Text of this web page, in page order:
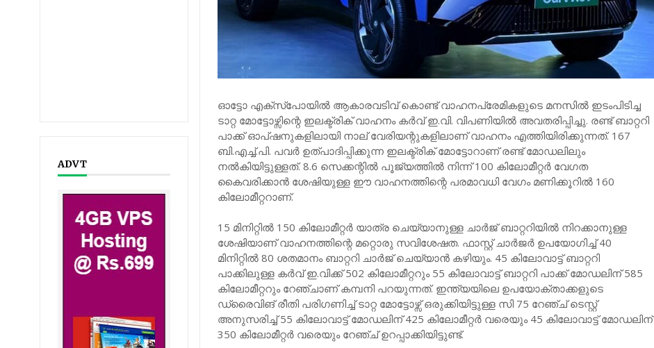
ADVT
ഓട്ടോ എക്‌സ്‌പോയില്‍ ആകാരവടിവ് കൊണ്ട് വാഹനപ്രേമികളുടെ മനസില്‍ ഇടംപിടിച്ച
ടാറ്റ മോട്ടോഴ്സിന്റെ ഇലക്ട്രിക് വാഹനം കര്‍വ് ഇ.വി. വിപണിയില്‍ അവതരിപ്പിച്ചു. രണ്ട് ബാറ്ററി
പാക്ക് ഓപ്ഷനുകളിലായി നാല് വേരിയന്റുകളിലാണ് വാഹനം എത്തിയിരിക്കുന്നത്. 167
ബി.എച്ച്.പി. പവര്‍ ഉത്പാദിപ്പിക്കുന്ന ഇലക്ട്രിക് മോട്ടോറാണ് രണ്ട് മോഡലിലും
നല്‍കിയിട്ടുള്ളത്. 8.6 സെക്കന്റില്‍ പൂജ്യത്തില്‍ നിന്ന് 100 കിലോമീറ്റര്‍ വേഗത
കൈവരിക്കാന്‍ ശേഷിയുള്ള ഈ വാഹനത്തിന്റെ പരമാവധി വേഗം മണിക്കൂറില്‍ 160
കിലോമീറ്ററാണ്.
15 മിനിറ്റില്‍ 150 കിലോമീറ്റര്‍ യാത്ര ചെയ്യാനുള്ള ചാര്‍ജ് ബാറ്ററിയില്‍ നിറക്കാനുള്ള
ശേഷിയാണ് വാഹനത്തിന്റെ മറ്റൊരു സവിശേഷത. ഫാസ്റ്റ് ചാര്‍ജര്‍ ഉപയോഗിച്ച് 40
മിനിറ്റില്‍ 80 ശതമാനം ബാറ്ററി ചാര്‍ജ് ചെയ്യാന്‍ കഴിയും. 45 കിലോവാട്ട് ബാറ്ററി
പാക്കിലുള്ള കര്‍വ് ഇ.വിക്ക് 502 കിലോമീറ്ററും 55 കിലോവാട്ട് ബാറ്ററി പാക്ക് മോഡലിന് 585
കിലോമീറ്ററും റേഞ്ചാണ് കമ്പനി പറയുന്നത്. ഇന്ത്യയിലെ ഉപയോക്താക്കളുടെ
ഡ്രൈവിങ് രീതി പരിഗണിച്ച് ടാറ്റ മോട്ടോഴ്സ് ഒരുക്കിയിട്ടുള്ള സി 75 റേഞ്ച് ടെസ്റ്റ്
അനുസരിച്ച് 55 കിലോവാട്ട് മോഡലിന് 425 കിലോമീറ്റര്‍ വരെയും 45 കിലോവാട്ട് മോഡലിന്
350 കിലോമീറ്റര്‍ വരെയും റേഞ്ച് ഉറപ്പാക്കിയിട്ടുണ്ട്.